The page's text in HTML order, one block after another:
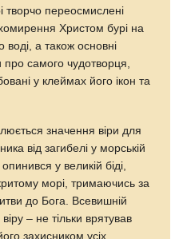
творчо переосмислені
Христом бурі на
воді, а також основні
про самого чудотворця,
у клеймах його ікон та
значення віри для
від загибелі у морській
у великій біді,
морі, тримаючись за
до Бога. Всевишній
– не тільки врятував
захисником усіх